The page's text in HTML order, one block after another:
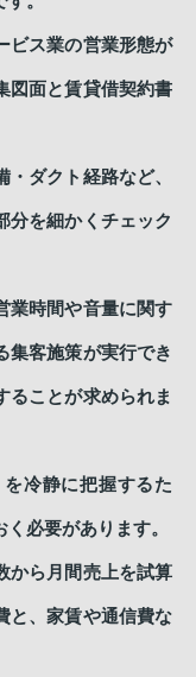
ビス業の営業形態が
図面と賃貸借契約書
ダクト経路など、
分を細かくチェック
業時間や音量に関す
集客施策が実行でき
ることが求められま
冷静に把握するた
必要があります。
から月間売上を試算
と、家賃や通信費な